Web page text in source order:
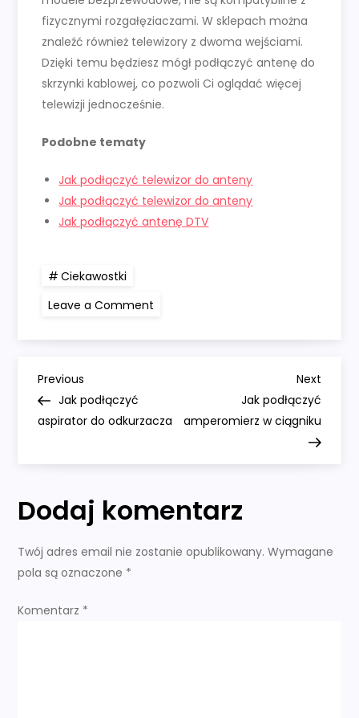
fizycznymi rozgałęziaczami. W sklepach można
znaleźć również telewizory z dwoma wejściami.
Dzięki temu będziesz mógł podłączyć antenę do
skrzynki kablowej, co pozwoli Ci oglądać więcej
telewizji jednocześnie.
Podobne tematy
Jak podłączyć telewizor do anteny
Jak podłączyć telewizor do anteny
Jak podłączyć antenę DTV
Ciekawostki
Leave a Comment
antenę
N
a
w
i
g
a
c
Previous
Post
Previous
Jak podłączyć
aspirator do odkurzacza
Next
Post
Next
Jak podłączyć
amperomierz w ciągniku
Dodaj komentarz
Twój adres email nie zostanie opublikowany. Wymagane
pola są oznaczone *
Komentarz *